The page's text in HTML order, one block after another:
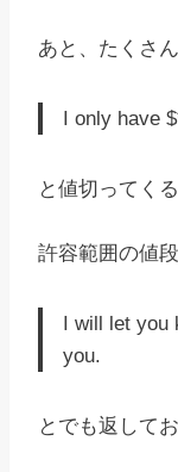
あと、たくさ
I only have
と値切ってく
許容範囲の値
I will let
you.
とでも返して